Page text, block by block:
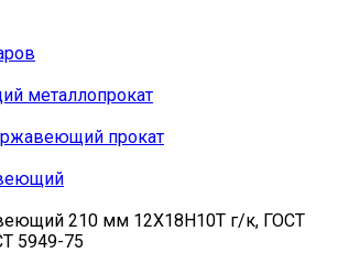
металлопрокат
прокат
210 мм 12Х18Н10Т г/к, ГОСТ
5949-75